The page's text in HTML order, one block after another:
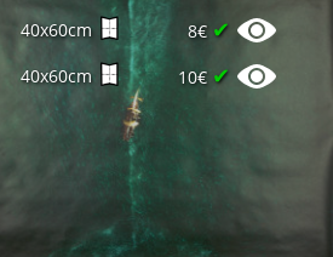
40x60cm 8€ ✔
40x60cm 10€ ✔